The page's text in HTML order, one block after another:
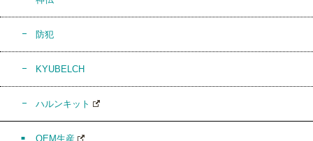
防犯
KYUBELCH
ハルンキット
OEM生産